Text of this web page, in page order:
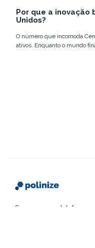
Por que a inovação
Unidos?
O número que incomoda Cento e sessenta milhões de utilizadores
ativos. Enquanto o mundo
Somos uma plataforma